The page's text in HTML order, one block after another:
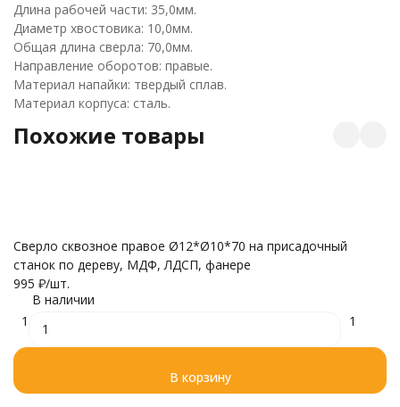
Длина рабочей части: 35,0мм.
Диаметр хвостовика: 10,0мм.
Общая длина сверла: 70,0мм.
Направление оборотов: правые.
Материал напайки: твердый сплав.
Материал корпуса: сталь.
Похожие товары
Сверло сквозное правое Ø12*Ø10*70 на присадочный
станок по дереву, МДФ, ЛДСП, фанере
995 ₽/шт.
В наличии
1
1
В корзину